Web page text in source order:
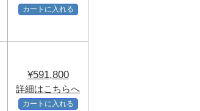
カートに入れる
¥591,800
詳細はこちらへ
カートに入れる